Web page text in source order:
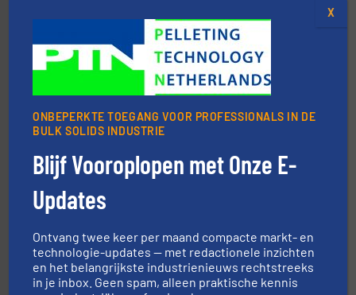
Hethon Nederland BV
HETHON is wereldwijd specialist in poeder- en
vloeistofdosering, met name bij lastig te verwerken
materialen. Meer info ➜
ONBEPERKTE TOEGANG VOOR PROFESSIONALS IN DE
BULK SOLIDS INDUSTRIE
Blijf Vooroplopen met Onze E-
Updates
Ontvang twee keer per maand compacte markt- en
technologie-updates — met redactionele inzichten
en het belangrijkste industrienieuws rechtstreeks
in je inbox. Geen spam, alleen praktische kennis
X